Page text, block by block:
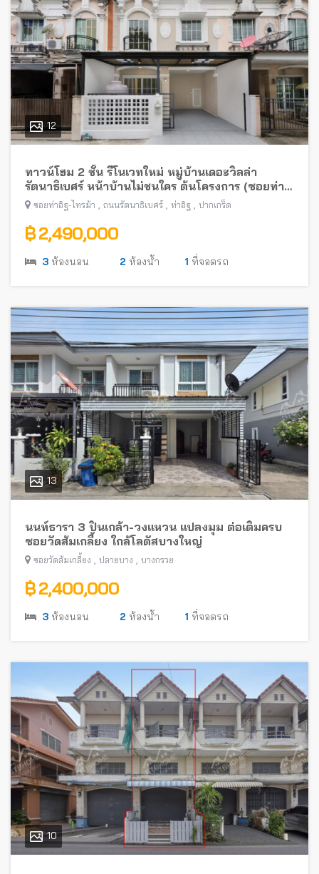
12
ทาวน์โฮม 2 ชั้น รีโนเวทใหม่ หมู่บ้านเดอะวิลล่า
รัตนาธิเบศร์ หน้าบ้านไม่ชนใคร ต้นโครงการ (ซอยท่า
อิฐ-ไทรม้า) พร้อมอยู่ ใกล้รถไฟฟ้าสายสีม่วง
ซอยท่าอิฐ-ไทรม้า , ถนนรัตนาธิเบศร์ , ท่าอิฐ , ปากเกร็ด
฿ 2,490,000
3 ห้องนอน 2 ห้องน้ำ 1 ที่จอดรถ
13
นนท์ธารา 3 ปิ่นเกล้า-วงแหวน แปลงมุม ต่อเติมครบ
ซอยวัดส้มเกลี้ยง ใกล้โลตัสบางใหญ่
ซอยวัดส้มเกลี้ยง , ปลายบาง , บางกรวย
฿ 2,400,000
3 ห้องนอน 2 ห้องน้ำ 1 ที่จอดรถ
10